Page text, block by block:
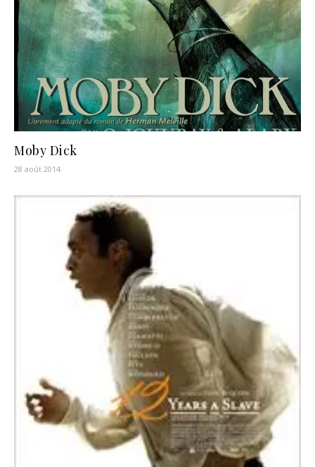
Moby Dick
28 août 2014